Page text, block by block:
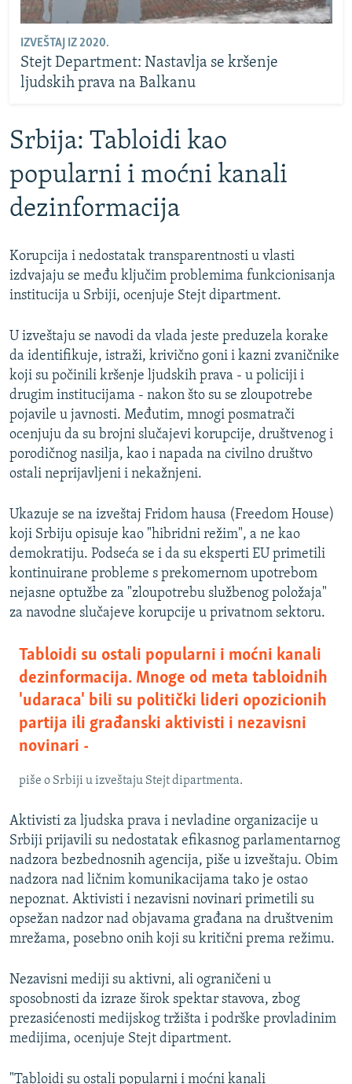
IZVEŠTAJ IZ 2020.
Stejt Department: Nastavlja se kršenje
ljudskih prava na Balkanu
Srbija: Tabloidi kao
popularni i moćni kanali
dezinformacija
Korupcija i nedostatak transparentnosti u vlasti
izdvajaju se među ključim problemima funkcionisanja
institucija u Srbiji, ocenjuje Stejt dipartment.
U izveštaju se navodi da vlada jeste preduzela korake
da identifikuje, istraži, krivično goni i kazni zvaničnike
koji su počinili kršenje ljudskih prava - u policiji i
drugim institucijama - nakon što su se zloupotrebe
pojavile u javnosti. Međutim, mnogi posmatrači
ocenjuju da su brojni slučajevi korupcije, društvenog i
porodičnog nasilja, kao i napada na civilno društvo
ostali neprijavljeni i nekažnjeni.
Ukazuje se na izveštaj Fridom hausa (Freedom House)
koji Srbiju opisuje kao "hibridni režim", a ne kao
demokratiju. Podseća se i da su eksperti EU primetili
kontinuirane probleme s prekomernom upotrebom
nejasne optužbe za "zloupotrebu službenog položaja"
za navodne slučajeve korupcije u privatnom sektoru.
Tabloidi su ostali popularni i moćni kanali
dezinformacija. Mnoge od meta tabloidnih
'udaraca' bili su politički lideri opozicionih
partija ili građanski aktivisti i nezavisni
novinari -
piše o Srbiji u izveštaju Stejt dipartmenta.
Aktivisti za ljudska prava i nevladine organizacije u
Srbiji prijavili su nedostatak efikasnog parlamentarnog
nadzora bezbednosnih agencija, piše u izveštaju. Obim
nadzora nad ličnim komunikacijama tako je ostao
nepoznat. Aktivisti i nezavisni novinari primetili su
opsežan nadzor nad objavama građana na društvenim
mrežama, posebno onih koji su kritični prema režimu.
Nezavisni mediji su aktivni, ali ograničeni u
sposobnosti da izraze širok spektar stavova, zbog
prezasićenosti medijskog tržišta i podrške provladinim
medijima, ocenjuje Stejt dipartment.
"Tabloidi su ostali popularni i moćni kanali